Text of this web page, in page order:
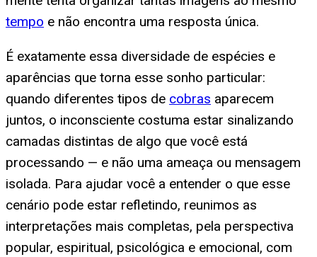
tempo e não encontra uma resposta única.
É exatamente essa diversidade de espécies e
aparências que torna esse sonho particular:
quando diferentes tipos de cobras aparecem
juntos, o inconsciente costuma estar sinalizando
camadas distintas de algo que você está
processando — e não uma ameaça ou mensagem
isolada. Para ajudar você a entender o que esse
cenário pode estar refletindo, reunimos as
interpretações mais completas, pela perspectiva
popular, espiritual, psicológica e emocional, com